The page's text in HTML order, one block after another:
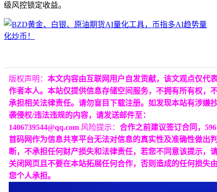
级风控锁定收益。
版权声明： 本文内容由互联网用户自发贡献，该文观点仅代
作者本人。本站仅提供信息存储空间服务，不拥有所有权，
承担相关法律责任。请勿盲目下载注册。如发现本站有涉嫌
袭侵权/违法违规的内容，请发送邮件至：
1406739544@qq.com 风险提示： 合作之前建议签订合同，596
首码网作为信息共享平台无法对信息的真实性及准确性做出
断，不承担任何财产损失和法律责任，若您不同意该提示，
关闭网页且不要在本站拓展任何合作，否则造成的任何损失
您个人承担。